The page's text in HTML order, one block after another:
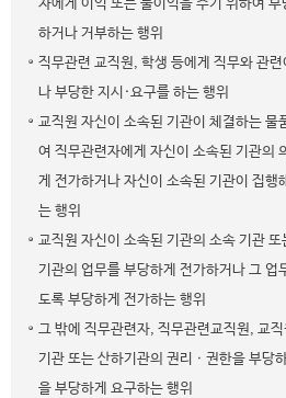
자에게 이익 또는 불이익을 주기 위하여
하거나 거부하는 행위
직무관련 교직원, 학생 등에게 직무와 관
나 부당한 지시·요구를 하는 행위
교직원 자신이 소속된 기관이 체결하는 물
여 직무관련자에게 자신이 소속된 기관의
게 전가하거나 자신이 소속된 기관이 집행
는 행위
교직원 자신이 소속된 기관의 소속 기관
기관의 업무를 부당하게 전가하거나 그 업
도록 부당하게 전가하는 행위
그 밖에 직무관련자, 직무관련교직원, 교
기관 또는 산하기관의 권리ㆍ권한을 부당
을 부당하게 요구하는 행위